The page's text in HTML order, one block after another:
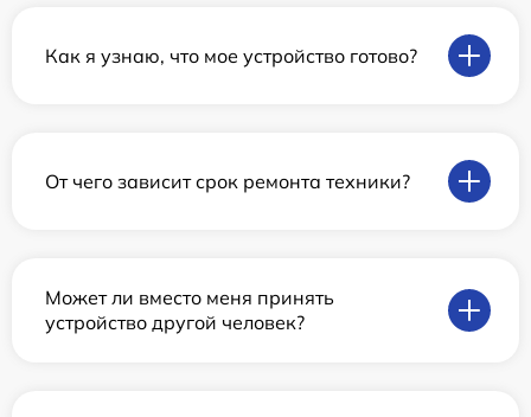
Как я узнаю, что мое устройство готово?
От чего зависит срок ремонта техники?
Может ли вместо меня принять
устройство другой человек?